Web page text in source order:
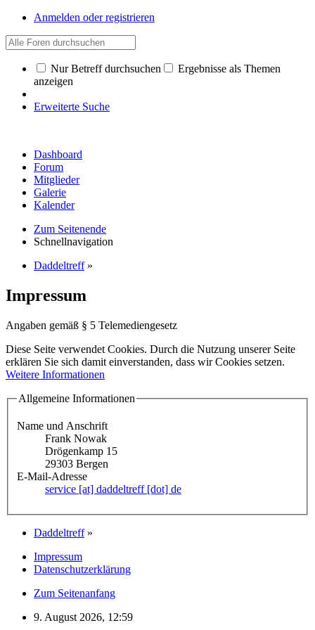
Anmelden oder registrieren
Nur Betreff durchsuchen
Ergebnisse als Themen
anzeigen
Erweiterte Suche
Dashboard
Forum
Mitglieder
Galerie
Kalender
Zum Seitenende
Schnellnavigation
Daddeltreff »
Impressum
Angaben gemäß § 5 Telemediengesetz
Diese Seite verwendet Cookies. Durch die Nutzung unserer Seite
erklären Sie sich damit einverstanden, dass wir Cookies setzen.
Weitere Informationen
Allgemeine Informationen
Name und Anschrift
Frank Nowak
Drögenkamp 15
29303 Bergen
E-Mail-Adresse
service [at] daddeltreff [dot] de
Daddeltreff »
Impressum
Datenschutzerklärung
Zum Seitenanfang
9. August 2026, 12:59